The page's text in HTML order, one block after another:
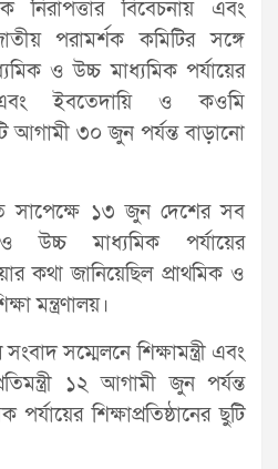
নিরাপত্তার বিবেচনায় এবং
পরামর্শক কমিটির সঙ্গে
ও উচ্চ মাধ্যমিক পর্যায়ের
এবং ইবতেদায়ি ও কওমি
আগামী ৩০ জুন পর্যন্ত বাড়ানো
সাপেক্ষে ১৩ জুন দেশের সব
উচ্চ মাধ্যমিক পর্যায়ের
কথা জানিয়েছিল প্রাথমিক ও
মন্ত্রণালয়।
সম্মেলনে শিক্ষামন্ত্রী এবং
১২ আগামী জুন পর্যন্ত
শিক্ষাপ্রতিষ্ঠানের ছুটি